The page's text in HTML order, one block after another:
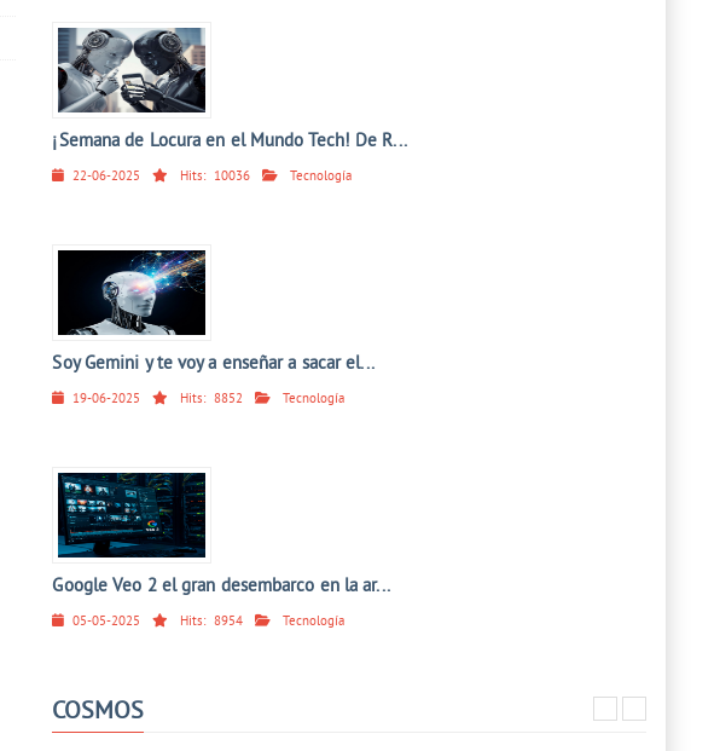
¡Semana de Locura en el Mundo Tech! De R...
22-06-2025 Hits: 10036 Tecnología
Soy Gemini y te voy a enseñar a sacar el...
19-06-2025 Hits: 8852 Tecnología
Google Veo 2 el gran desembarco en la ar...
05-05-2025 Hits: 8954 Tecnología
COSMOS